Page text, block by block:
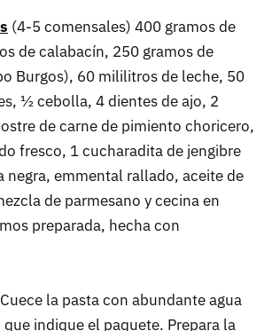
(4-5 comensales) 400 gramos de
de calabacín, 250 gramos de
Burgos), 60 mililitros de leche, 50
½ cebolla, 4 dientes de ajo, 2
de carne de pimiento choricero,
fresco, 1 cucharadita de jengibre
negra, emmental rallado, aceite de
de parmesano y cecina en
preparada, hecha con
Cuece la pasta con abundante agua
indique el paquete. Prepara la